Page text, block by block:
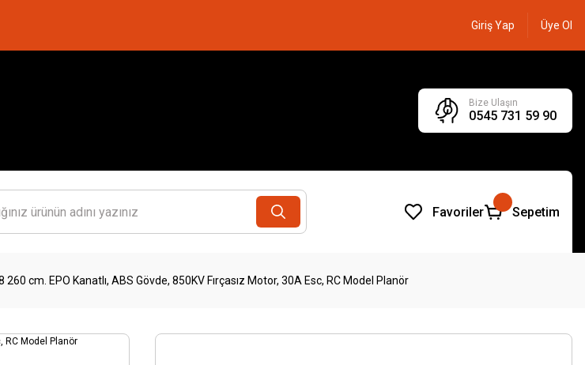
Giriş Yap Üye Ol
Bize Ulaşın
0545 731 59 90
Favoriler Sepetim
cm. EPO Kanatlı, ABS Gövde, 850KV Fırçasız Motor, 30A Esc, RC Model Planör